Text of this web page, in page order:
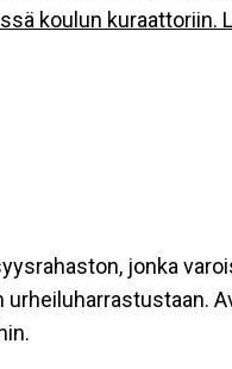
koulun kuraattoriin.
jonka
urheiluharrastustaan.